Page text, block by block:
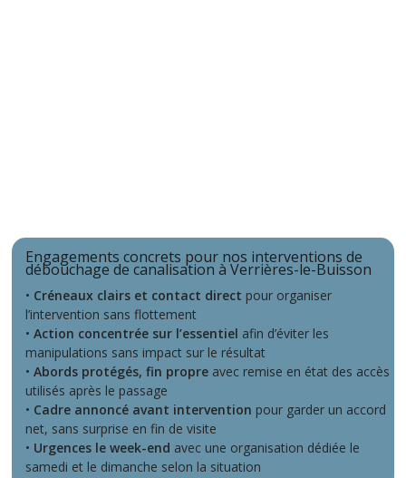
Engagements concrets pour nos interventions de
débouchage de canalisation à Verrières-le-Buisson
• Créneaux clairs et contact direct pour organiser
l’intervention sans flottement
• Action concentrée sur l’essentiel afin d’éviter les
manipulations sans impact sur le résultat
• Abords protégés, fin propre avec remise en état des accès
utilisés après le passage
• Cadre annoncé avant intervention pour garder un accord
net, sans surprise en fin de visite
• Urgences le week-end avec une organisation dédiée le
samedi et le dimanche selon la situation